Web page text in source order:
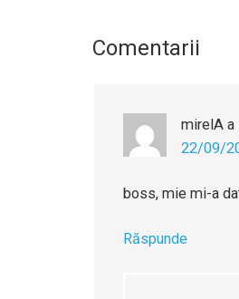
Comentarii
mirelA a
22/09/
boss, mie mi-a
Răspunde